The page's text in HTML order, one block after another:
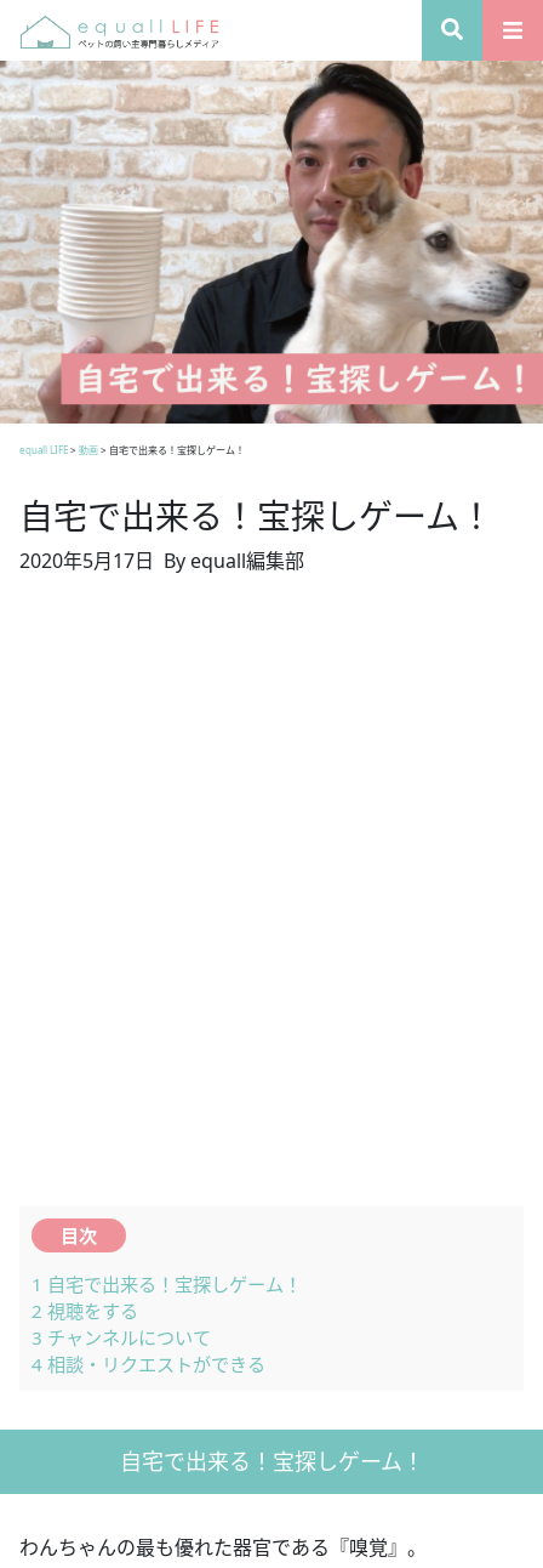
equall LIFE> 動画> 自宅で出来る！宝探しゲーム！
自宅で出来る！宝探しゲーム！
2020年5月17日 By equall編集部
目次
1 自宅で出来る！宝探しゲーム！
2 視聴をする
3 チャンネルについて
4 相談・リクエストができる
自宅で出来る！宝探しゲーム！
わんちゃんの最も優れた器官である『嗅覚』。